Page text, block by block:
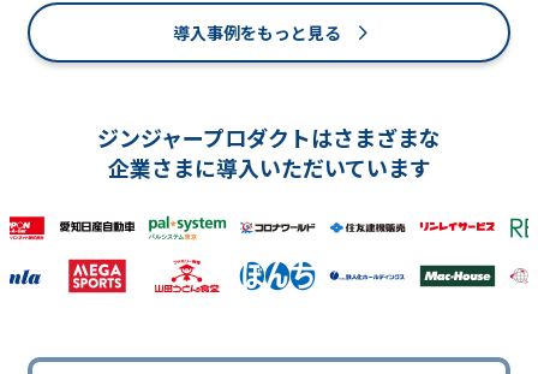
導入事例をもっと見る
ジンジャープロダクトはさまざまな
企業さまに導入いただいています